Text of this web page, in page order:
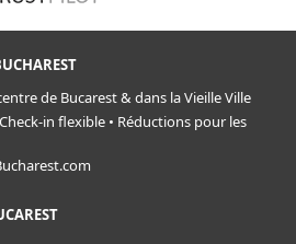
de Bucarest & dans la Vieille Ville
in flexible • Réductions pour les